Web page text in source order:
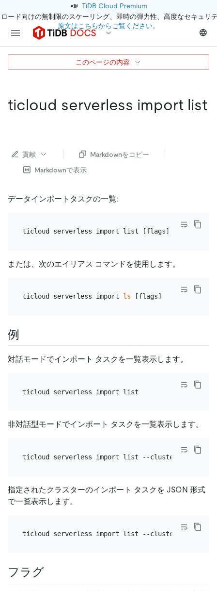
📣 TiDB Cloud Premium
ード向けの無制限のスケーリング、即時の弾力性、高度なセキュリ
原文はこちらからご覧ください。
ticloud serverless import list
貢献
Markdownをコピー
Markdownで表示
データインポートタスクの一覧:
または、次のエイリアス コマンドを使用します。
ticloud serverless import ls
例
対話モードでインポート タスクを一覧表示します。
非対話型モードでインポート タスクを一覧表示します。
指定されたクラスターのインポート タスクを JSON 形式
で一覧表示します。
フラグ
このページの内容